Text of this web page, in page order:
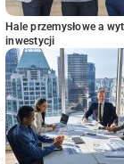
Hale przemysłowe a
inwestycji